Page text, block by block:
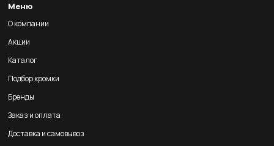
Меню
О компании
Акции
Каталог
Подбор кромки
Бренды
Заказ и оплата
Доставка и самовывоз